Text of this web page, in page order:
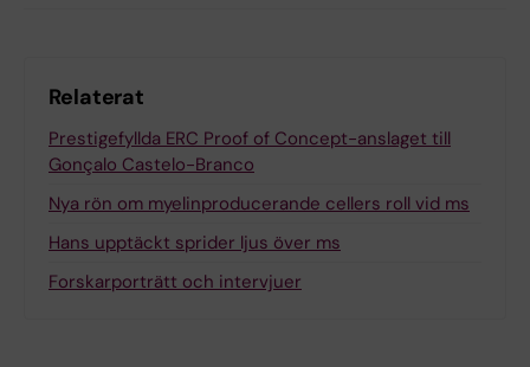
Relaterat
Prestigefyllda ERC Proof of Concept-anslaget till
Gonçalo Castelo-Branco
Nya rön om myelinproducerande cellers roll vid ms
Hans upptäckt sprider ljus över ms
Forskarporträtt och intervjuer